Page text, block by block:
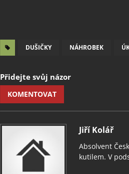
DUŠIČKY NÁHROBEK
Přidejte svůj názor
KOMENTOVAT
Jiří Kolář
Absolvent
kutilem. V